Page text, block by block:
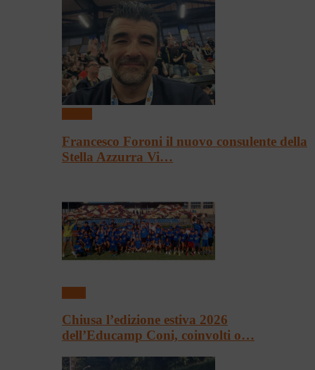
Francesco Foroni il nuovo consulente della
Stella Azzurra Vi…
Chiusa l’edizione estiva 2026
dell’Educamp Coni, coinvolti o…